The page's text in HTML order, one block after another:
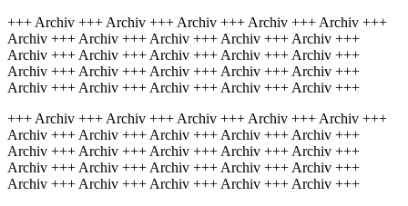
+++ Archiv +++ Archiv +++ Archiv +++ Archiv +++ Archiv +++
Archiv +++ Archiv +++ Archiv +++ Archiv +++ Archiv +++
Archiv +++ Archiv +++ Archiv +++ Archiv +++ Archiv +++
Archiv +++ Archiv +++ Archiv +++ Archiv +++ Archiv +++
Archiv +++ Archiv +++ Archiv +++ Archiv +++ Archiv +++
+++ Archiv +++ Archiv +++ Archiv +++ Archiv +++ Archiv +++
Archiv +++ Archiv +++ Archiv +++ Archiv +++ Archiv +++
Archiv +++ Archiv +++ Archiv +++ Archiv +++ Archiv +++
Archiv +++ Archiv +++ Archiv +++ Archiv +++ Archiv +++
Archiv +++ Archiv +++ Archiv +++ Archiv +++ Archiv +++